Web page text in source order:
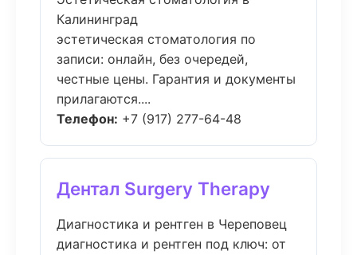
Калининград
эстетическая стоматология по
записи: онлайн, без очередей,
честные цены. Гарантия и документы
прилагаются....
Телефон: +7 (917) 277-64-48
Дентал Surgery Therapy
Диагностика и рентген в Череповец
диагностика и рентген под ключ: от